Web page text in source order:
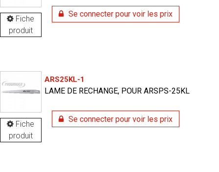
Fiche
produit
Se connecter pour voir les prix
Fiche
produit
ARS25KL-1
LAME DE RECHANGE, POUR ARSPS-25KL
Se connecter pour voir les prix